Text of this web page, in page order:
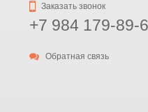
Заказать звонок
+7 984 179-89-
Обратная связь